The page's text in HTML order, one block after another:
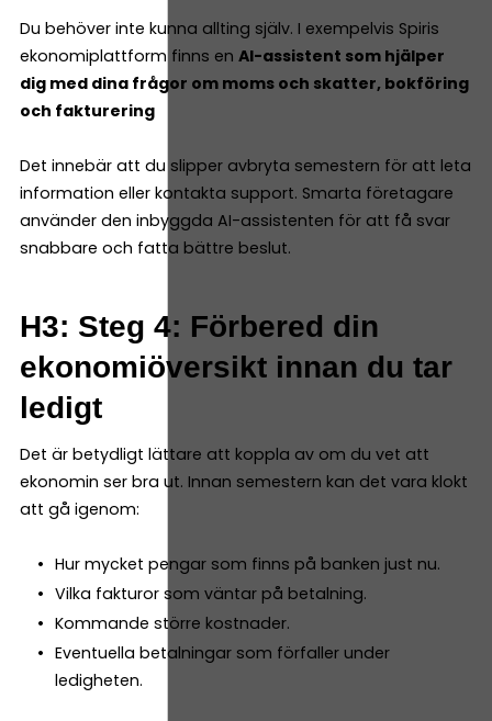
Du behöver inte kunna allting själv. I exempelvis Spiris
ekonomiplattform finns en AI-assistent som hjälper
dig med dina frågor om moms och skatter, bokföring
och fakturering
Det innebär att du slipper avbryta semestern för att leta
information eller kontakta support. Smarta företagare
använder den inbyggda AI-assistenten för att få svar
snabbare och fatta bättre beslut.
H3: Steg 4: Förbered din
ekonomiöversikt innan du tar
ledigt
Det är betydligt lättare att koppla av om du vet att
ekonomin ser bra ut. Innan semestern kan det vara klokt
att gå igenom:
Hur mycket pengar som finns på banken just nu.
Vilka fakturor som väntar på betalning.
Kommande större kostnader.
Eventuella betalningar som förfaller under
ledigheten.